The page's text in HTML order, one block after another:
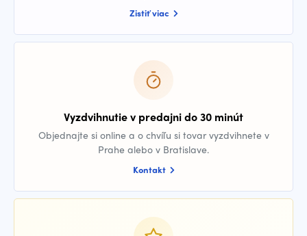
Zistiť viac
Vyzdvihnutie v predajni do 30 minút
Objednajte si online a o chvíľu si tovar vyzdvihnete v
Prahe alebo v Bratislave.
Kontakt